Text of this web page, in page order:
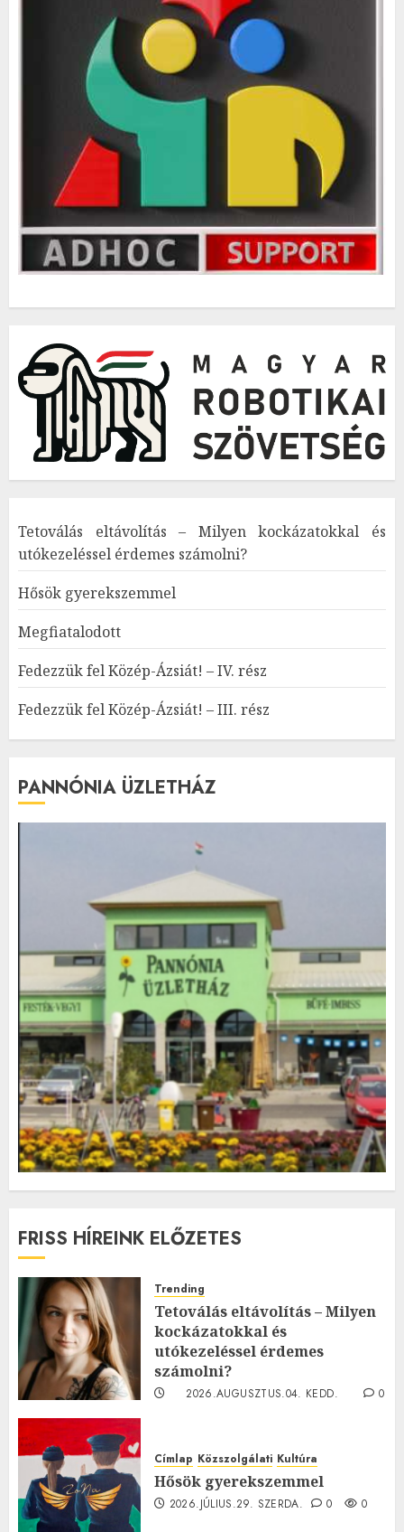
Tetoválás eltávolítás – Milyen kockázatokkal és
utókezeléssel érdemes számolni?
Hősök gyerekszemmel
Megfiatalodott
Fedezzük fel Közép-Ázsiát! – IV. rész
Fedezzük fel Közép-Ázsiát! – III. rész
PANNÓNIA ÜZLETHÁZ
FRISS HÍREINK ELŐZETES
Trending
Tetoválás eltávolítás – Milyen
kockázatokkal és
utókezeléssel érdemes
számolni?
2026.AUGUSZTUS.04. KEDD.
0
Címlap Közszolgálati Kultúra
Hősök gyerekszemmel
2026.JÚLIUS.29. SZERDA. 0 0